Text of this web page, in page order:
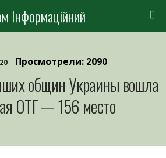
Інформаційний
Просмотрели: 2090
общин Украины вошла
ОТГ — 156 место